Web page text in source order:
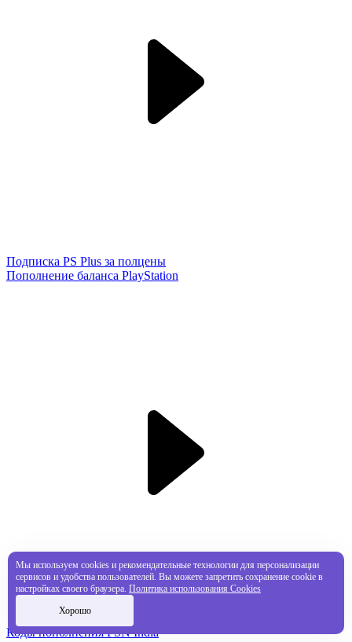
Подписка PS Plus за полцены
Пополнение баланса PlayStation
Коды пополнения PSN India
Мы используем cookies и рекомендательные технологии для персонализации
сервисов и удобства пользователей. Вы можете запретить сохранение cookie в
настройках своего браузера. Политика использования Cookies
Хорошо